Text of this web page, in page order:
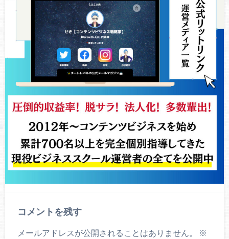
コメントを残す
メールアドレスが公開されることはありません。
※